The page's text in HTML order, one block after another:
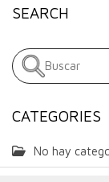
SEARCH
CATEGORIES
No hay